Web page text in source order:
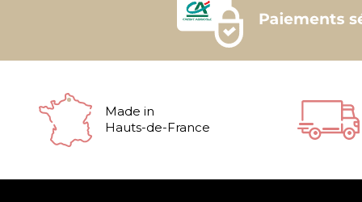
Made in
Hauts-de-France